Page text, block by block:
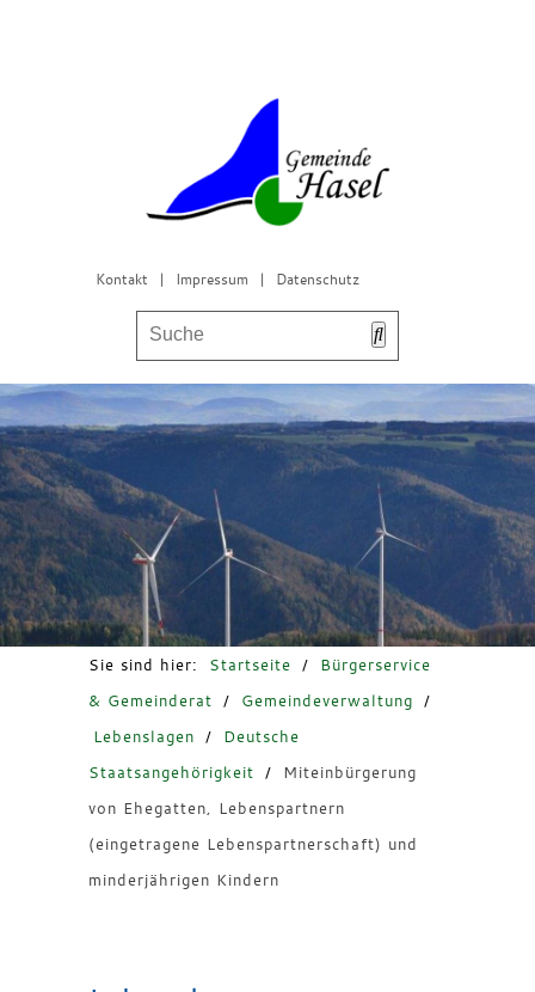
Kontakt | Impressum | Datenschutz
Bürgerservice & Gemeinderat
Leben in Hasel
Freizeit & Tourismus
Sie sind hier: Startseite /
Bürgerservice
& Gemeinderat
/ Gemeindeverwaltung
/
Lebenslagen
/
Deutsche
Staatsangehörigkeit
/
Miteinbürgerung
von Ehegatten, Lebenspartnern
(eingetragene Lebenspartnerschaft) und
minderjährigen Kindern